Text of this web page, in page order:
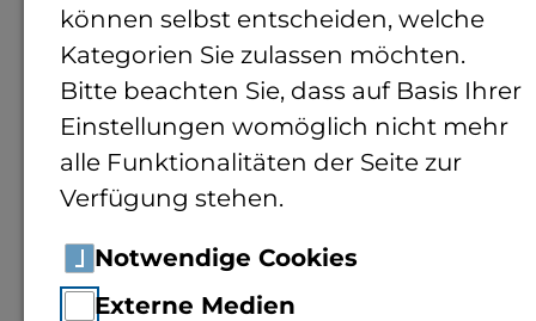
können selbst entscheiden, welche
Kategorien Sie zulassen möchten.
Bitte beachten Sie, dass auf Basis Ihrer
Einstellungen womöglich nicht mehr
alle Funktionalitäten der Seite zur
Verfügung stehen.
Notwendige Cookies
Externe Medien